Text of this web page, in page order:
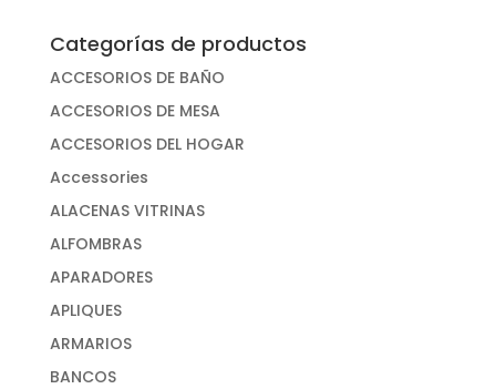
Categorías de productos
ACCESORIOS DE BAÑO
ACCESORIOS DE MESA
ACCESORIOS DEL HOGAR
Accessories
ALACENAS VITRINAS
ALFOMBRAS
APARADORES
APLIQUES
ARMARIOS
BANCOS